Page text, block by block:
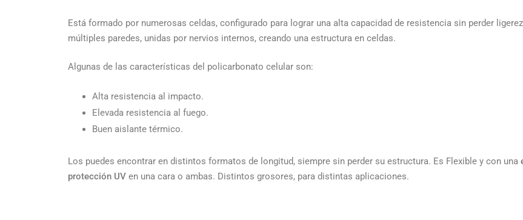
Está formado por numerosas celdas, configurado para lograr una alta capacidad de resistencia sin perder
múltiples paredes, unidas por nervios internos, creando una estructura en celdas.
Algunas de las características del policarbonato celular son:
Alta resistencia al impacto.
Elevada resistencia al fuego.
Buen aislante térmico.
Los puedes encontrar en distintos formatos de longitud, siempre sin perder su estructura. Es Flexible y con una
protección UV en una cara o ambas. Distintos grosores, para distintas aplicaciones.